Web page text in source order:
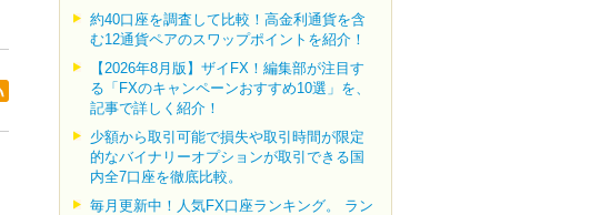
約40口座を調査して比較！高金利通貨を含
む12通貨ペアのスワップポイントを紹介！
【2026年8月版】ザイFX！編集部が注目す
る「FXのキャンペーンおすすめ10選」を、
記事で詳しく紹介！
少額から取引可能で損失や取引時間が限定
的なバイナリーオプションが取引できる国
内全7口座を徹底比較。
毎月更新中！人気FX口座ランキング。 ラン